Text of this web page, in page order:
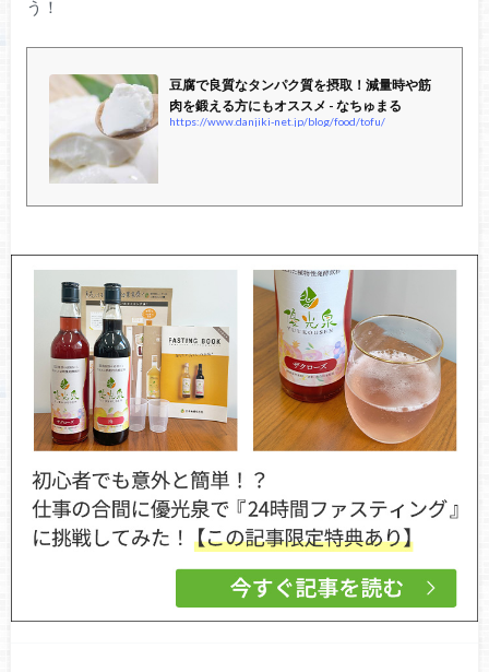
う！
豆腐で良質なタンパク質を摂取！減量時や筋
肉を鍛える方にもオススメ - なちゅまる
https://www.danjiki-net.jp/blog/food/tofu/